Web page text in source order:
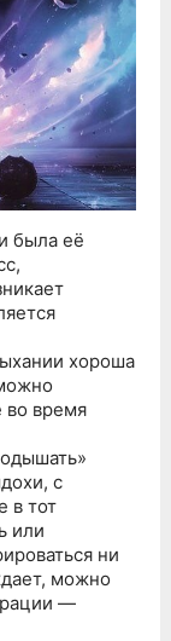
была её
хороша
во время
с
в тот
или
ни
можно
—